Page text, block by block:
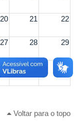
20 21 22
27 28 29
3 4 5
Voltar para o topo